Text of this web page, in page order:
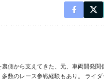
側から支えてきた、元、車両開発関
数のレース参戦経験もあり。 ライダ